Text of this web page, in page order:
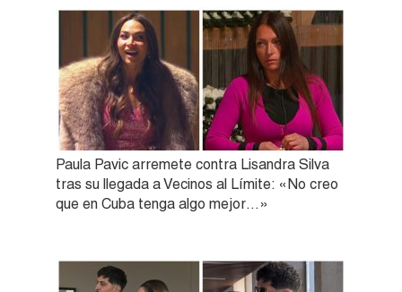
Paula Pavic arremete contra Lisandra Silva
tras su llegada a Vecinos al Límite: «No creo
que en Cuba tenga algo mejor…»